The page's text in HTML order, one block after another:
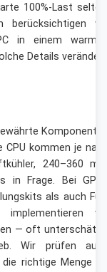
100%-Last
berücksichtigen
in einem
Details
kommen je
240–360
in Frage. Bei
als auch
implementieren
— oft
Wir prüfen
richtige Menge